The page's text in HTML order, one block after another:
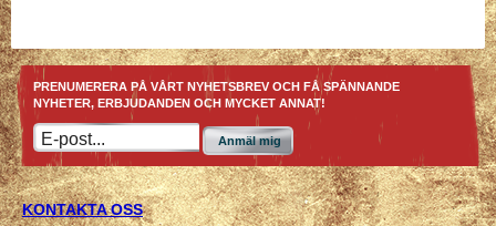
PRENUMERERA PÅ VÅRT NYHETSBREV OCH FÅ SPÄNNANDE
NYHETER, ERBJUDANDEN OCH MYCKET ANNAT!
Anmäl mig
KONTAKTA OSS